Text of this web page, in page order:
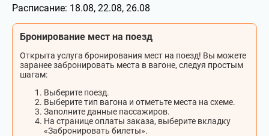
Расписание: 18.08, 22.08, 26.08
Бронирование мест на поезд
Открыта услуга бронирования мест на поезд! Вы можете
заранее забронировать места в вагоне, следуя простым
шагам:
Выберите поезд.
Выберите тип вагона и отметьте места на схеме.
Заполните данные пассажиров.
На странице оплаты заказа, выберите вкладку
«Забронировать билеты».